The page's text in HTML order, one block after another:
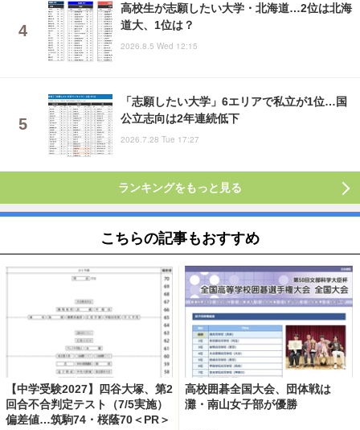
高校生が志願したい大学・北海道…2位は北海
道大、1位は？
2026.8.5 Wed 12:15
「志願したい大学」6エリアで私立が1位…国
公立志向は2年連続低下
2026.7.28 Tue 17:27
ランキングをもっと見る
こちらの記事もおすすめ
【中学受験2027】四谷大塚、第2
回合不合判定テスト（7/5実施）
偏差値…筑駒74・桜蔭70＜PR＞
高校囲碁全国大会、団体戦は
灘・南山女子部が優勝